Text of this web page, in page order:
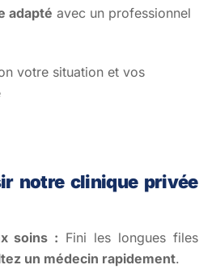
adapté avec un professionnel
votre situation et vos
notre clinique privée
soins : Fini les longues files
un médecin rapidement.